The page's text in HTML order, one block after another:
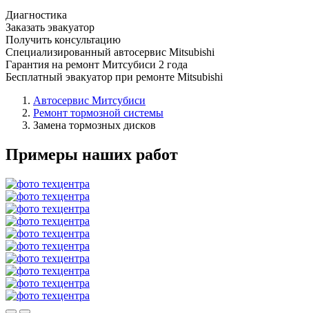
Диагностика
Заказать эвакуатор
Получить консультацию
Специализированный автосервис Mitsubishi
Гарантия на ремонт Митсубиси 2 года
Бесплатный эвакуатор при ремонте Mitsubishi
Автосервис Митсубиси
Ремонт тормозной системы
Замена тормозных дисков
Примеры наших работ